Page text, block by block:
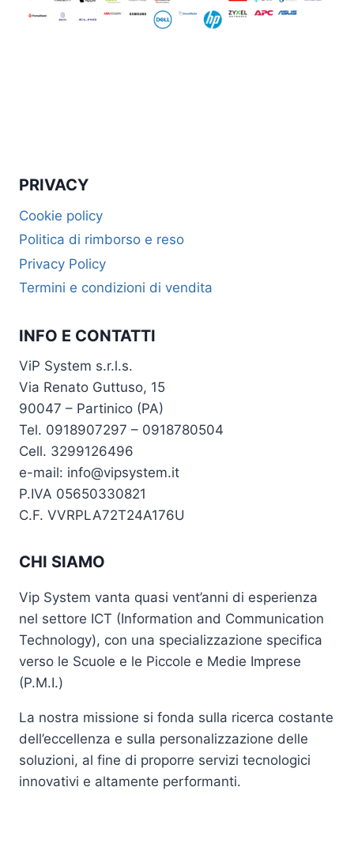
PRIVACY
Cookie policy
Politica di rimborso e reso
Privacy Policy
Termini e condizioni di vendita
INFO E CONTATTI
ViP System s.r.l.s.
Via Renato Guttuso, 15
90047 – Partinico (PA)
Tel. 0918907297 – 0918780504
Cell. 3299126496
e-mail: info@vipsystem.it
P.IVA 05650330821
C.F. VVRPLA72T24A176U
CHI SIAMO
Vip System vanta quasi vent’anni di esperienza
nel settore ICT (Information and Communication
Technology), con una specializzazione specifica
verso le Scuole e le Piccole e Medie Imprese
(P.M.I.)
La nostra missione si fonda sulla ricerca costante
dell’eccellenza e sulla personalizzazione delle
soluzioni, al fine di proporre servizi tecnologici
innovativi e altamente performanti.